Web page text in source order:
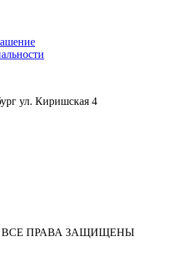
195299 г.Санкт-Петербург ул. Киришская 4
ВСЕ ПРАВА ЗАЩИЩЕНЫ